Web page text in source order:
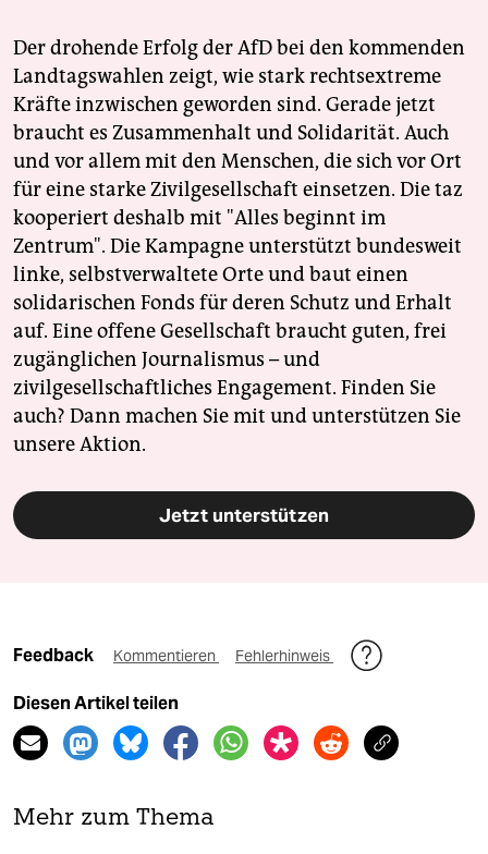
Der drohende Erfolg der AfD bei den kommenden
Landtagswahlen zeigt, wie stark rechtsextreme
Kräfte inzwischen geworden sind. Gerade jetzt
braucht es Zusammenhalt und Solidarität. Auch
und vor allem mit den Menschen, die sich vor Ort
für eine starke Zivilgesellschaft einsetzen. Die taz
kooperiert deshalb mit "Alles beginnt im
Zentrum". Die Kampagne unterstützt bundesweit
linke, selbstverwaltete Orte und baut einen
solidarischen Fonds für deren Schutz und Erhalt
auf. Eine offene Gesellschaft braucht guten, frei
zugänglichen Journalismus – und
zivilgesellschaftliches Engagement. Finden Sie
auch? Dann machen Sie mit und unterstützen Sie
unsere Aktion.
Jetzt unterstützen
Feedback Kommentieren Fehlerhinweis
Diesen Artikel teilen
Mehr zum Thema